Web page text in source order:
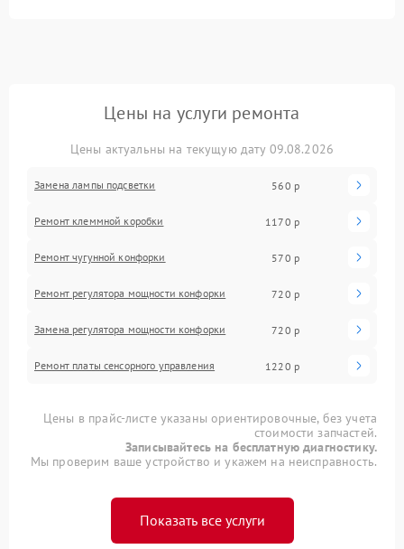
Цены на услуги ремонта
Цены актуальны на текущую дату 09.08.2026
Замена лампы подсветки 560 р
Ремонт клеммной коробки 1170 р
Ремонт чугунной конфорки 570 р
Ремонт регулятора мощности конфорки 720 р
Замена регулятора мощности конфорки 720 р
Ремонт платы сенсорного управления 1220 р
Цены в прайс-листе указаны ориентировочные, без учета
стоимости запчастей.
Записывайтесь на бесплатную диагностику.
Мы проверим ваше устройство и укажем на неисправность.
Показать все услуги